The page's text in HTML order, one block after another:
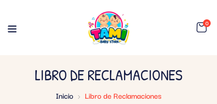
0
LIBRO DE RECLAMACIONES
Inicio Libro de Reclamaciones